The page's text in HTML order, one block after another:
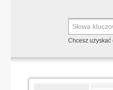
Chcesz